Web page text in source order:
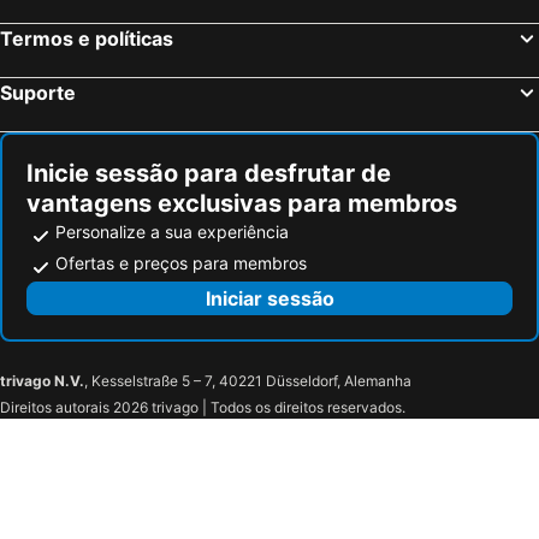
Les Eyzies, bed and breakfasts
La Boissière-d'Ans, bed and breakfasts
Siorac-en-Périgord, bed and breakfasts
Campsegret, bed and breakfasts
Termos e políticas
Suporte
Inicie sessão para desfrutar de
vantagens exclusivas para membros
Personalize a sua experiência
Ofertas e preços para membros
Iniciar sessão
trivago N.V., Kesselstraße 5 – 7, 40221 Düsseldorf, Alemanha
Direitos autorais 2026 trivago | Todos os direitos reservados.